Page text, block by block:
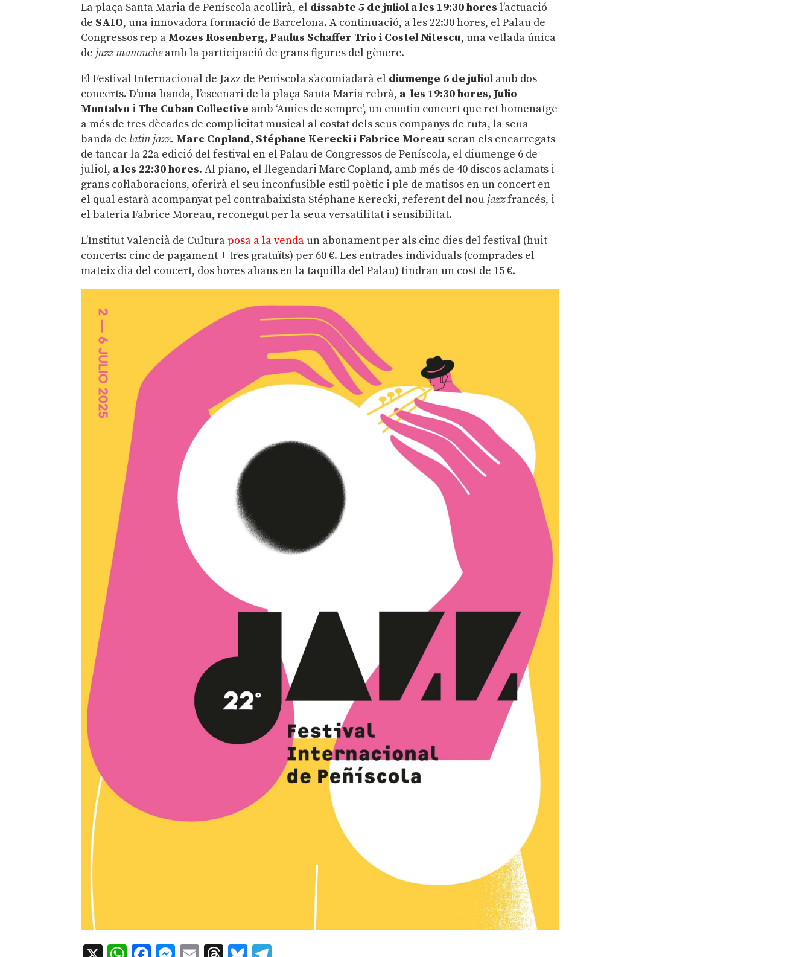
La plaça Santa Maria de Peníscola acollirà, el dissabte 5 de juliol a les 19:30 hores l’actuació
de SAIO, una innovadora formació de Barcelona. A continuació, a les 22:30 hores, el Palau de
Congressos rep a Mozes Rosenberg, Paulus Schaffer Trio i Costel Nitescu, una vetlada única
de jazz manoucheamb la participació de grans figures del gènere.
El Festival Internacional de Jazz de Peníscola s’acomiadarà el diumenge 6 de juliol amb dos
concerts. D’una banda, l’escenari de la plaça Santa Maria rebrà, a les 19:30 hores, Julio
Montalvo i The Cuban Collective amb ‘Amics de sempre’, un emotiu concert que ret homenatge
a més de tres dècades de complicitat musical al costat dels seus companys de ruta, la seua
banda de latin jazz. Marc Copland, Stéphane Kerecki i Fabrice Moreau seran els encarregats
de tancar la 22a edició del festival en el Palau de Congressos de Peníscola, el diumenge 6 de
juliol, a les 22:30 hores. Al piano, el llegendari Marc Copland, amb més de 40 discos aclamats i
grans col·laboracions, oferirà el seu inconfusible estil poètic i ple de matisos en un concert en
el qual estarà acompanyat pel contrabaixista Stéphane Kerecki, referent del nou jazzfrancés, i
el bateria Fabrice Moreau, reconegut per la seua versatilitat i sensibilitat.
L’Institut Valencià de Culturaposa a la venda un abonament per als cinc dies del festival (huit
concerts: cinc de pagament + tres gratuïts) per 60 €. Les entrades individuals (comprades el
mateix dia del concert, dos hores abans en la taquilla del Palau) tindran un cost de 15 €.